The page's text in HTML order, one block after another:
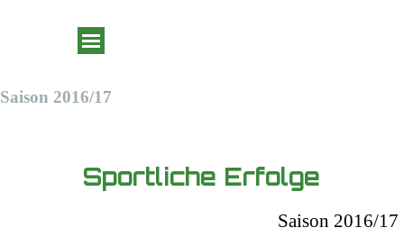
Menü überspringen
Saison 2016/17
Sportliche Erfolge
Saison 2016/17